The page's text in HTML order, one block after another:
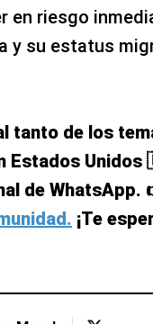
en riesgo
y su estatus
tanto de los
Estados
de WhatsApp.
¡Te